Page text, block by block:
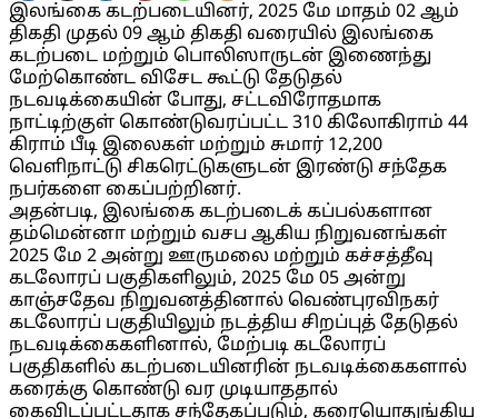
இலங்கை கடற்படையினர், 2025 மே மாதம் 02 ஆம்
திகதி முதல் 09 ஆம் திகதி வரையில் இலங்கை
கடற்படை மற்றும் பொலிஸாருடன் இணைந்து
மேற்கொண்ட விசேட கூட்டு தேடுதல்
நடவடிக்கையின் போது, சட்டவிரோதமாக
நாட்டிற்குள் கொண்டுவரப்பட்ட 310 கிலோகிராம் 44
கிராம் பீடி இலைகள் மற்றும் சுமார் 12,200
வெளிநாட்டு சிகரெட்டுகளுடன் இரண்டு சந்தேக
நபர்களை கைப்பற்றினர்.
அதன்படி, இலங்கை கடற்படைக் கப்பல்களான
தம்மென்னா மற்றும் வசப ஆகிய நிறுவனங்கள்
2025 மே 2 அன்று ஊருமலை மற்றும் கச்சத்தீவு
கடலோரப் பகுதிகளிலும், 2025 மே 05 அன்று
காஞ்சதேவ நிறுவனத்தினால் வெண்புரவிநகர்
கடலோரப் பகுதியிலும் நடத்திய சிறப்புத் தேடுதல்
நடவடிக்கைகளினால், மேற்படி கடலோரப்
பகுதிகளில் கடற்படையினரின் நடவடிக்கைகளால்
கரைக்கு கொண்டு வர முடியாததால்
கைவிடப்பட்டதாக சந்தேகப்படும், கரையொதுங்கிய